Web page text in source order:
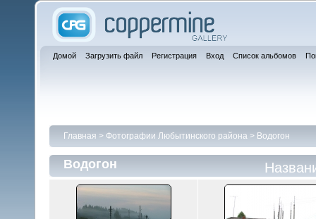
Домой Загрузить файл Регистрация Вход Список альбомов
Главная > Фотографии Любытинского района > Водогон
Водогон